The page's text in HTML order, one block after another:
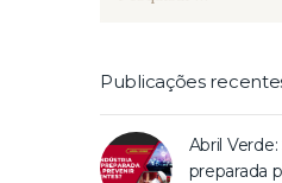
Publicações
Abril
preparada